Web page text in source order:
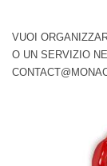
VUOI
O UN SERVIZIO